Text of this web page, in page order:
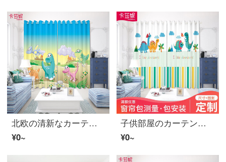
北欧の清新なカーテンの子供部屋をカスタマイズしました。男の子は窓を揺らします。お姫様風のカーテンがあります。
¥0~
子供部屋のカーテンをカスタマイズします。ベッドルームの男の子と女の子の恐竜の模様が可愛い漫画です。子供部屋の遮光カーテンE 0291紗-フック幅1メートルの価格/何メートルの写真を撮りますか？
¥0~